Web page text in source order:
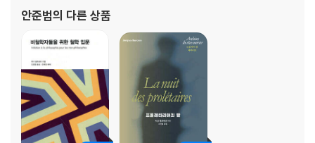
안준범의 다른 상품